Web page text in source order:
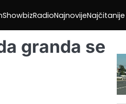
ShowbizRadioNajnovijeNajčitanije
granda se